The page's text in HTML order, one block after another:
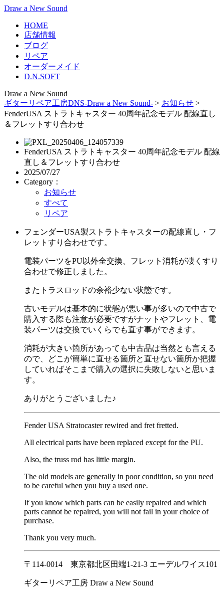
Draw a New Sound
HOME
店舗情報
ブログ
リペア
オーダーメイド
D.N.SOFT
Draw a New Sound
ギターリペア工房DNS-Draw a New Sound- > お知らせ >
FenderUSA ストラトキャスター 40周年記念モデル 配線直し
＆フレットすり合わせ
FenderUSA ストラトキャスター 40周年記念モデル 配線
直し＆フレットすり合わせ
2025/07/27
Category：
お知らせ
すべて
リペア
フェンダーUSA製ストラトキャスターの配線直し・フ
レットすり合わせです。
電装パーツをPU以外全交換、フレット消耗が凄くすり
合わせで修正しました。
またトラスロッドの余裕少ない状態です。
古いモデルは基本的に状態が悪い事が多いので中古で
購入する際も注意が必要ですがナットやフレット、電
装パーツは交換でいくらでも直す事ができます。
消耗が大きい箇所があっても中古品は当然とも言える
ので、どこが簡単に直せる箇所と直せない箇所か把握
していればそこまで購入の選択に失敗しないと思いま
す。
ありがとうございました♪
Fender USA Stratocaster rewired and fret fretted.
All electrical parts have been replaced except for the PU.
Also, the truss rod has little margin.
The old models are generally in poor condition, so you need
to be careful when you buy a used one.
If you know which parts can be easily repaired and which
parts cannot be repaired, you will not fail in your choice of
purchase.
Thank you very much.
〒114-0014 東京都北区田端1-21-3 エーデルワイス101
ギターリペア工房 Draw a New Sound